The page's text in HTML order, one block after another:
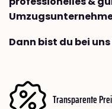
Dann bist du bei
Transparente